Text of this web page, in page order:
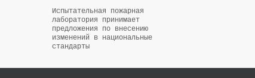
Испытательная пожарная
лаборатория принимает
предложения по внесению
изменений в национальные
стандарты